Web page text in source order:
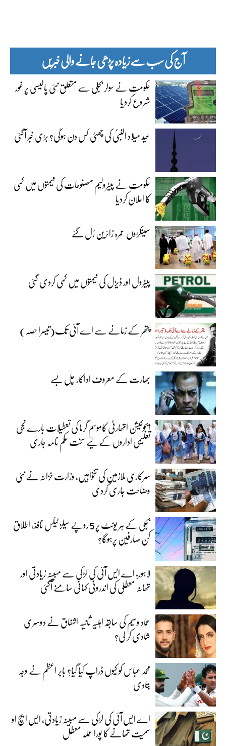
آج کی سب سے زیادہ پڑھی جانے والی خبریں
حکومت نے سولر بجلی سے متعلق نئی پالیسی پر غور
شروع کردیا
عید میلاد النبیؐ کی چھٹی کس دن ہوگی؟ بڑی خبر آگئی
حکومت نے پیٹرولیم مصنوعات کی قیمتوں میں کمی
کا اعلان کردیا
سینکڑوں عمرہ زائرین رُل گئے
پیٹرول اور ڈیزل کی قیمتوں میں کمی کردی گئی
پتھر کے زمانے سے اے آئی تک(تیسرا حصہ)
بھارت کے معروف اداکار چل بسے
ایجوکیشن اتھارٹی کاموسمِ گرما کی تعطیلات بارے نجی
تعلیمی اداروں کے لیے سخت حکم نامہ جاری
سرکاری ملازمین کی تنخواہیں، وزارت خزانہ نے نئی
وضاحت جاری کردی
بجلی کے ہر یونٹ پر 5 روپے سیلز ٹیکس نافذ، اطلاق
کن صارفین پرہوگا؟
لاہور؛ اے ایس آئی کی لڑکی سے مبینہ زیادتی اور
تھانہ معطلی کی اندرونی کہانی سامنے آگئی
عماد وسیم کی سابقہ اہلیہ ثانیہ اشفاق نے دوسری
شادی کر لی؟
محمد عباس کو کیوں ڈراپ کیا گیا؟ بابر اعظم نے وجہ
بتادی
اے ایس آئی کی لڑکی سے مبینہ زیادتی، ایس ایچ او
سمیت تھانے کا پورا عملہ معطل